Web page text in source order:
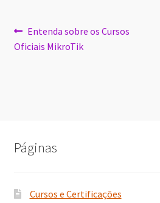
Navegação
de
Post
anterior:
Entenda sobre os Cursos
Oficiais MikroTik
Páginas
Cursos e Certificações